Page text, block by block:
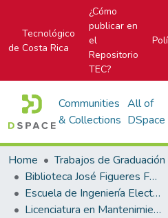
Tecnológico
de Costa Rica
¿Cómo
publicar en
el
Repositorio
TEC?
Communities
& Collections
All of
DSpace
Home
Trabajos de Graduación
Biblioteca José Figueres Ferrer
Escuela de Ingeniería Electromecánica
Licenciatura en Mantenimiento Industrial